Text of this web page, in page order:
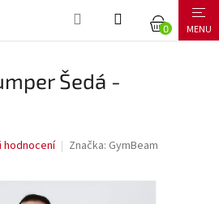
NÁKUPNÍ
Šedá -
Značka: GymBeam